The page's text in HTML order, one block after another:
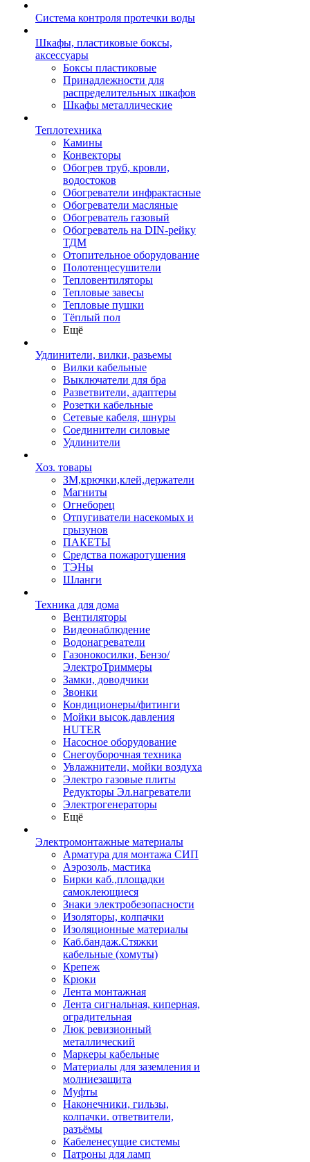
Система контроля протечки воды
Шкафы, пластиковые боксы,
аксессуары
Боксы пластиковые
Принадлежности для
распределительных шкафов
Шкафы металлические
Теплотехника
Камины
Конвекторы
Обогрев труб, кровли,
водостоков
Обогреватели инфрактасные
Обогреватели масляные
Обогреватель газовый
Обогреватель на DIN-рейку
ТДМ
Отопительное оборудование
Полотенцесушители
Тепловентиляторы
Тепловые завесы
Тепловые пушки
Тёплый пол
Ещё
Удлинители, вилки, разьемы
Вилки кабельные
Выключатели для бра
Разветвители, адаптеры
Розетки кабельные
Сетевые кабеля, шнуры
Соединители силовые
Удлинители
Хоз. товары
ЗМ,крючки,клей,держатели
Магниты
Огнеборец
Отпугиватели насекомых и
грызунов
ПАКЕТЫ
Средства пожаротушения
ТЭНы
Шланги
Техника для дома
Вентиляторы
Видеонаблюдение
Водонагреватели
Газонокосилки, Бензо/
ЭлектроТриммеры
Замки, доводчики
Звонки
Кондиционеры/фитинги
Мойки высок.давления
HUTER
Насосное оборудование
Снегоуборочная техника
Увлажнители, мойки воздуха
Электро газовые плиты
Редукторы Эл.нагреватели
Электрогенераторы
Ещё
Электромонтажные материалы
Арматура для монтажа СИП
Аэрозоль, мастика
Бирки каб.,площадки
самоклеющиеся
Знаки электробезопасности
Изоляторы, колпачки
Изоляционные материалы
Каб.бандаж.Стяжки
кабельные (хомуты)
Крепеж
Крюки
Лента монтажная
Лента сигнальная, киперная,
оградительная
Люк ревизионный
металлический
Маркеры кабельные
Материалы для заземления и
молниезащита
Муфты
Наконечники, гильзы,
колпачки. ответвители,
разъёмы
Кабеленесущие системы
Патроны для ламп